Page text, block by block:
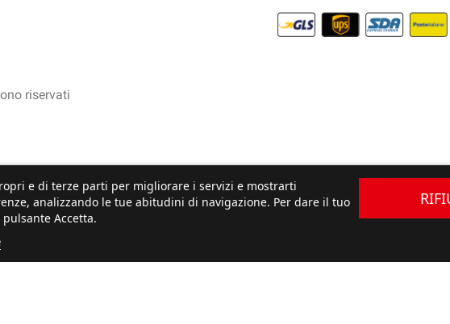
riservati
e di terze parti per migliorare i servizi e mostrarti
analizzando le tue abitudini di navigazione. Per dare il tuo
Accetta.